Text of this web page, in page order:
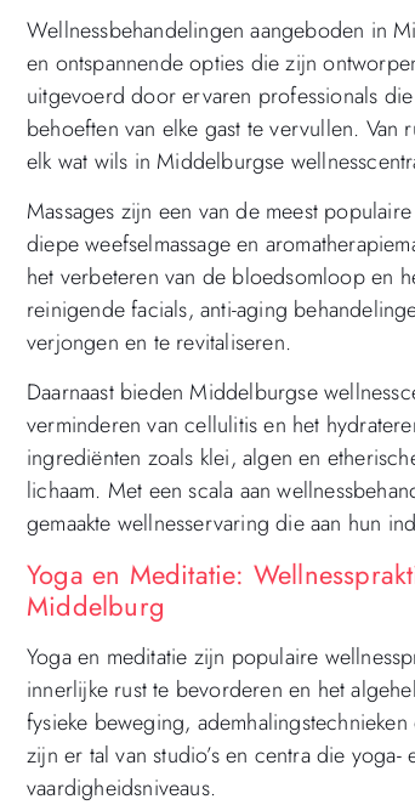
Wellnessbehandelingen aangeboden in
en ontspannende opties die zijn
uitgevoerd door ervaren professionals
behoeften van elke gast te vervullen.
elk wat wils in Middelburgse
Massages zijn een van de meest
diepe weefselmassage en
het verbeteren van de bloedsomloop en
reinigende facials, anti-aging
verjongen en te revitaliseren.
Daarnaast bieden Middelburgse
verminderen van cellulitis en het
ingrediënten zoals klei, algen en
lichaam. Met een scala aan
gemaakte wellnesservaring die aan hun
Yoga en Meditatie:
Middelburg
Yoga en meditatie zijn populaire
innerlijke rust te bevorderen en het
fysieke beweging,
zijn er tal van studio’s en centra die
vaardigheidsniveaus.